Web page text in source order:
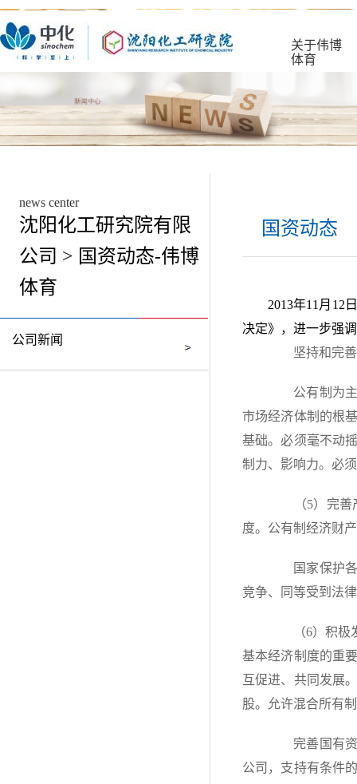
关于伟博
体育
news center
沈阳化工研究院有限
公司 > 国资动态-伟博
体育
公司新闻
国资动态
2013年11月12
决定》，进一步强
坚持和完善
公有制为主
市场经济体制的根
基础。必须毫不动
制力、影响力。必
（5）完善产
度。公有制经济财
国家保护各
竞争、同等受到法
（6）积极发
基本经济制度的重
互促进、共同发展
股。允许混合所有
完善国有资
公司，支持有条件